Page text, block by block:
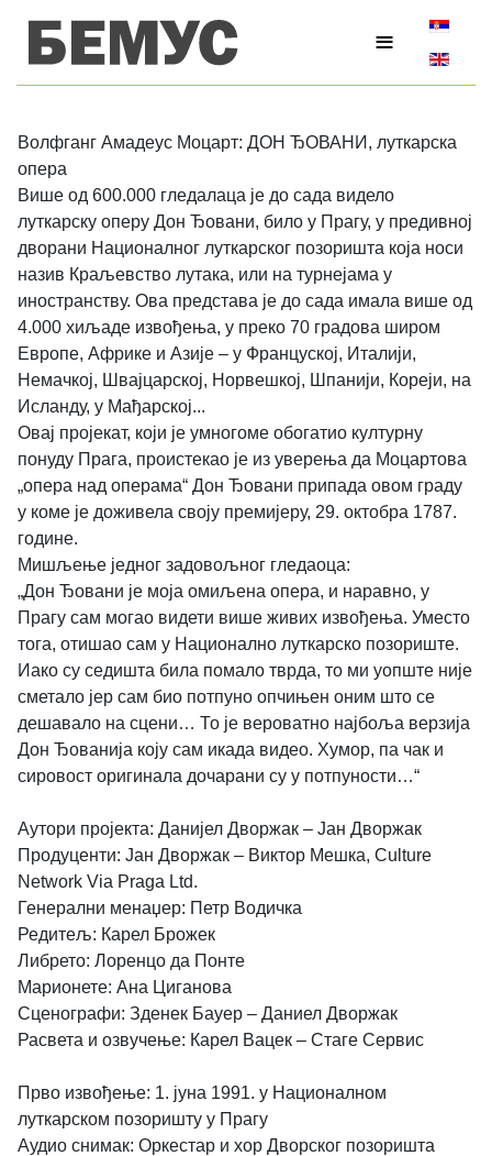
≡
Волфганг Амадеус Моцарт: ДОН ЂОВАНИ, луткарска
опера
Више од 600.000 гледалаца је до сада видело
луткарску оперу Дон Ђовани, било у Прагу, у предивној
дворани Националног луткарског позоришта која носи
назив Краљевство лутака, или на турнејама у
иностранству. Ова представа је до сада имала више од
4.000 хиљаде извођења, у преко 70 градова широм
Европе, Африке и Азије – у Француској, Италији,
Немачкој, Швајцарској, Норвешкој, Шпанији, Кореји, на
Исланду, у Мађарској...
Овај пројекат, који је умногоме обогатио културну
понуду Прага, проистекао је из уверења да Моцартова
„опера над операма“ Дон Ђовани припада овом граду
у коме је доживела своју премијеру, 29. октобра 1787.
године.
Мишљење једног задовољног гледаоца:
„Дон Ђовани је моја омиљена опера, и наравно, у
Прагу сам могао видети више живих извођења. Уместо
тога, отишао сам у Национално луткарско позориште.
Иако су седишта била помало тврда, то ми уопште није
сметало јер сам био потпуно опчињен оним што се
дешавало на сцени… То је вероватно најбоља верзија
Дон Ђованија коју сам икада видео. Хумор, па чак и
сировост оригинала дочарани су у потпуности…“
Аутори пројекта: Данијел Дворжак – Јан Дворжак
Продуценти: Јан Дворжак – Виктор Мешка, Culture
Network Via Praga Ltd.
Генерални менаџер: Петр Водичка
Редитељ: Карел Брожек
Либрето: Лоренцо да Понте
Марионете: Ана Циганова
Сценографи: Зденек Бауер – Даниел Дворжак
Расвета и озвучење: Карел Вацек – Стаге Сервис
Прво извођење: 1. јуна 1991. у Националном
луткарском позоришту у Прагу
Аудио снимак: Оркестар и хор Дворског позоришта